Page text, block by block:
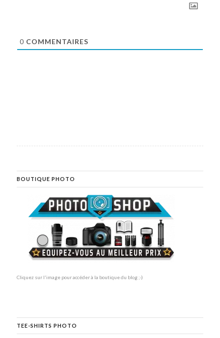
0 COMMENTAIRES
BOUTIQUE PHOTO
Cliquez sur l'image pour accéder à la boutique du blog ;-)
TEE-SHIRTS PHOTO